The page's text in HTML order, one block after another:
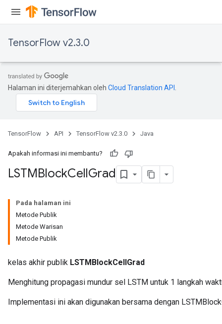
TensorFlow v2.3.0
Halaman ini diterjemahkan oleh Cloud Translation API
TensorFlow API TensorFlow v2.3.0 Java
Apakah informasi ini membantu?
LSTMBlockCellGrad
Pada halaman ini
Metode Publik
Metode Warisan
Metode Publik
kelas akhir publik LSTMBlockCellGrad
Menghitung propagasi mundur sel LSTM untuk 1 langkah
Implementasi ini akan digunakan bersama dengan